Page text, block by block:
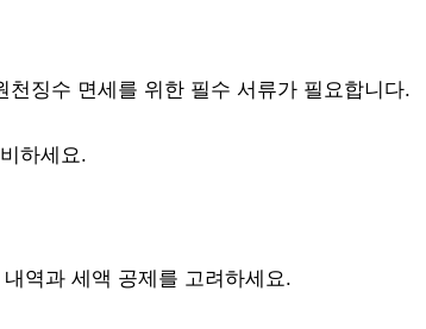
징수 면세를 위한 필수 서류가 필요합니다.
하세요.
역과 세액 공제를 고려하세요.